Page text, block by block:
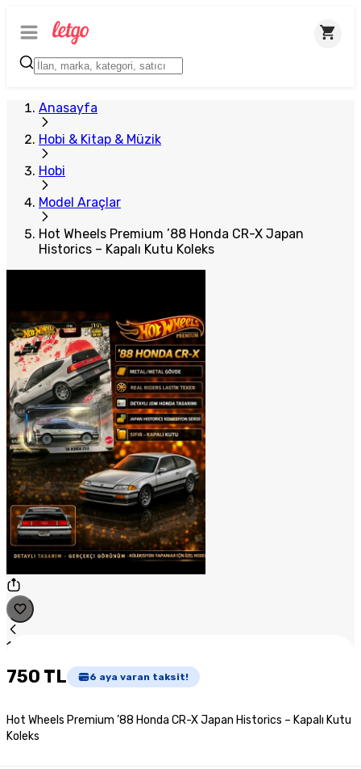
Anasayfa
Hobi & Kitap & Müzik
Hobi
Model Araçlar
Hot Wheels Premium ’88 Honda CR-X Japan
Historics – Kapalı Kutu Koleks
1
Plus Satıcı
750 TL 6 aya varan taksit!
Hot Wheels Premium ’88 Honda CR-X Japan Historics – Kapalı Kutu
Koleks